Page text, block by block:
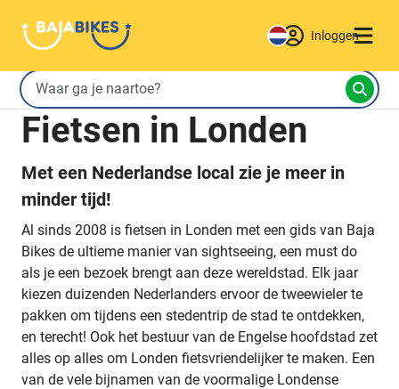
Inloggen
Fietsen in Londen
Met een Nederlandse local zie je meer in
minder tijd!
Al sinds 2008 is fietsen in Londen met een gids van Baja
Bikes de ultieme manier van sightseeing, een must do
als je een bezoek brengt aan deze wereldstad. Elk jaar
kiezen duizenden Nederlanders ervoor de tweewieler te
pakken om tijdens een stedentrip de stad te ontdekken,
en terecht! Ook het bestuur van de Engelse hoofdstad zet
alles op alles om Londen fietsvriendelijker te maken. Een
van de vele bijnamen van de voormalige Londense